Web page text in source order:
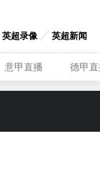
英超录像 英超新闻
意甲直播 德甲